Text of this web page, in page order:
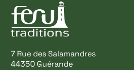
7 Rue des Salamandres
44350 Guérande